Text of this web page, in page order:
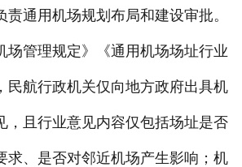
通用机场规划布局和建设审批。
管理规定》《通用机场场址行业
民航行政机关仅向地方政府出具机
，且行业意见内容仅包括场址是否
求、是否对邻近机场产生影响；机